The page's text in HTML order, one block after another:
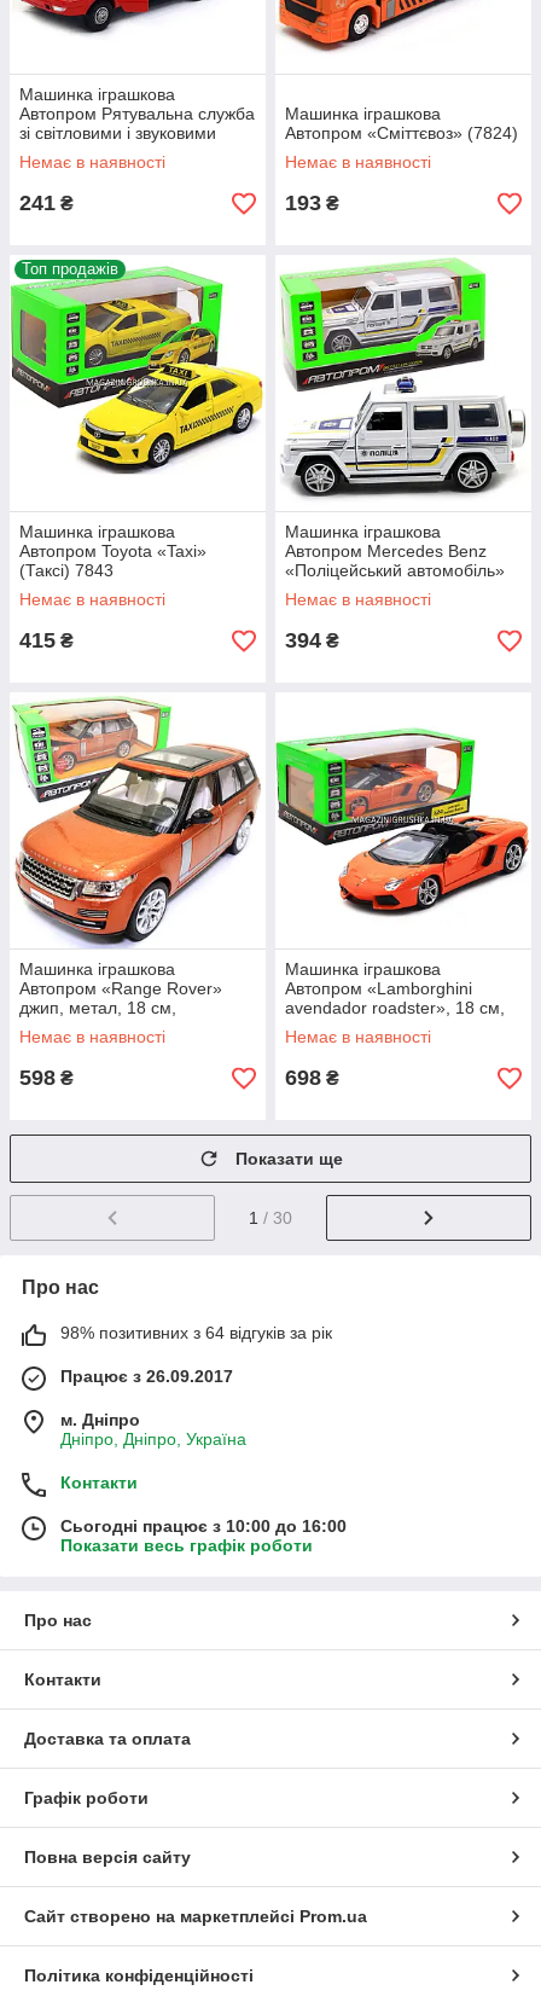
Машинка іграшкова
Автопром Рятувальна служба
зі світловими і звуковими
ефектами (7644)
Немає в наявності
241 ₴
Машинка іграшкова
Автопром «Сміттєвоз» (7824)
Немає в наявності
193 ₴
Топ продажів
Машинка іграшкова
Автопром Toyota «Taxi»
(Таксі) 7843
Немає в наявності
415 ₴
Машинка іграшкова
Автопром Mercedes Benz
«Поліцейський автомобіль»
джип, метал, 15 см (світло,
звук) 7844-4
Немає в наявності
394 ₴
Машинка іграшкова
Автопром «Range Rover»
джип, метал, 18 см,
помаранчевий (світло, звук,
двері відчиняються) 68263A
Немає в наявності
598 ₴
Машинка іграшкова
Автопром «Lamborghini
avendador roadster», 18 см,
світло, звук, помаранчевий
(68274A)
Немає в наявності
698 ₴
Показати ще
1 / 30
Про нас
98% позитивних з 64 відгуків за рік
Працює з 26.09.2017
м. Дніпро
Дніпро, Дніпро, Україна
Контакти
Сьогодні працює з 10:00 до 16:00
Показати весь графік роботи
Про нас
Контакти
Доставка та оплата
Графік роботи
Повна версія сайту
Сайт створено на маркетплейсі Prom.ua
Політика конфіденційності